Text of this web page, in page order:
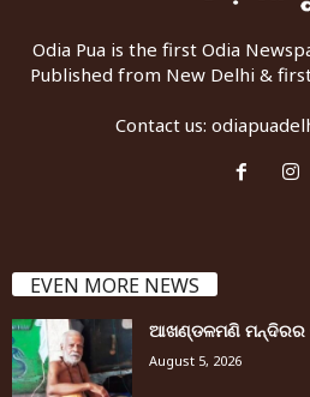
Odia Pua is the first Odia
Published from New Delhi &
Contact us:
EVEN MORE NEWS
ଆଖଣ୍ଡଳମଣି ମନ୍ଦିରର
August 5, 2026